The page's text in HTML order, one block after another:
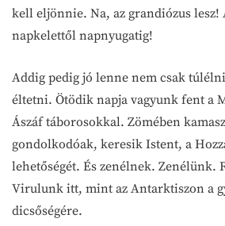
kell eljönnie. Na, az grandiózus lesz!
napkelettől napnyugatig!
Addig pedig jó lenne nem csak
éltetni. Ötödik napja vagyunk fent a
Ászáf táborosokkal. Zömében
gondolkodóak, keresik Istent, a
lehetőségét. És zenélnek. Zenélünk.
Virulunk itt, mint az Antarktiszon a
dicsőségére.